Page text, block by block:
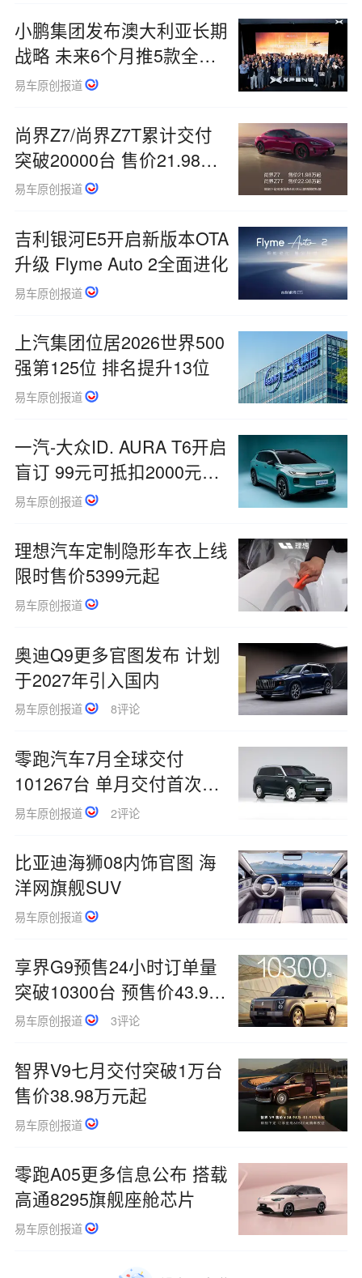
小鹏集团发布澳大利亚长期
战略 未来6个月推5款全新
车型
易车原创报道
尚界Z7/尚界Z7T累计交付
突破20000台 售价21.98万
元起
易车原创报道
吉利银河E5开启新版本OTA
升级 Flyme Auto 2全面进化
易车原创报道
上汽集团位居2026世界500
强第125位 排名提升13位
易车原创报道
一汽-大众ID. AURA T6开启
盲订 99元可抵扣2000元购
车款
易车原创报道
理想汽车定制隐形车衣上线
限时售价5399元起
易车原创报道
奥迪Q9更多官图发布 计划
于2027年引入国内
易车原创报道 8评论
零跑汽车7月全球交付
101267台 单月交付首次突
破10万台
易车原创报道 2评论
比亚迪海狮08内饰官图 海
洋网旗舰SUV
易车原创报道
享界G9预售24小时订单量
突破10300台 预售价43.98
万元起
易车原创报道 3评论
智界V9七月交付突破1万台
售价38.98万元起
易车原创报道
零跑A05更多信息公布 搭载
高通8295旗舰座舱芯片
易车原创报道